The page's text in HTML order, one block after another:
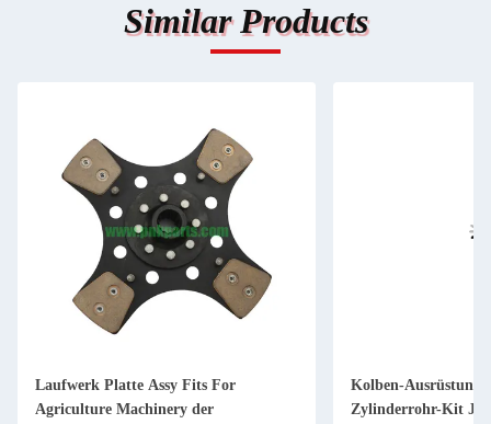
Similar Products
Laufwerk Platte Assy Fits For
Agriculture Machinery der
Kolben-Ausrüstung
Zylinderrohr-Kit JDs